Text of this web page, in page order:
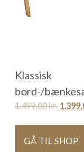
Klassisk
bord-/
1.499,00kr.
GÅ TIL SHOP